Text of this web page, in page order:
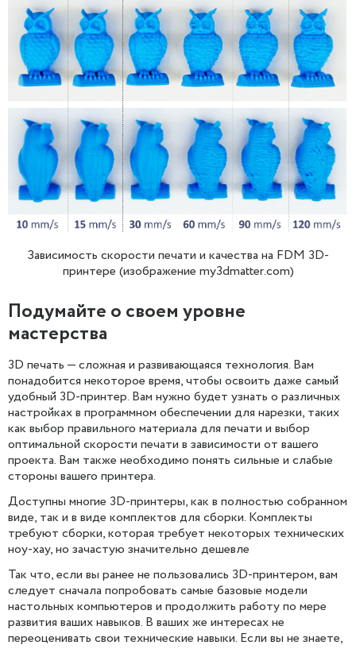
Зависимость скорости печати и качества на FDM 3D-
принтере (изображение my3dmatter.com)
Подумайте о своем уровне
мастерства
3D печать — сложная и развивающаяся технология. Вам
понадобится некоторое время, чтобы освоить даже самый
удобный 3D-принтер. Вам нужно будет узнать о различных
настройках в программном обеспечении для нарезки, таких
как выбор правильного материала для печати и выбор
оптимальной скорости печати в зависимости от вашего
проекта. Вам также необходимо понять сильные и слабые
стороны вашего принтера.
Доступны многие 3D-принтеры, как в полностью собранном
виде, так и в виде комплектов для сборки. Комплекты
требуют сборки, которая требует некоторых технических
ноу-хау, но зачастую значительно дешевле
Так что, если вы ранее не пользовались 3D-принтером, вам
следует сначала попробовать самые базовые модели
настольных компьютеров и продолжить работу по мере
развития ваших навыков. В ваших же интересах не
переоценивать свои технические навыки. Если вы не знаете,